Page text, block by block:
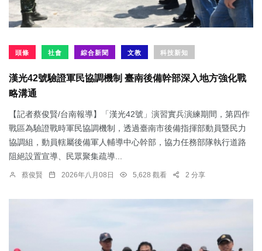
頭條 社會 綜合新聞 文教 科技新知
漢光42號驗證軍民協調機制 臺南後備幹部深入地方強化戰
略溝通
【記者蔡俊賢/台南報導】「漢光42號」演習實兵演練期間，第四作
戰區為驗證戰時軍民協調機制，透過臺南市後備指揮部動員暨民力
協調組，動員轄屬後備軍人輔導中心幹部，協力任務部隊執行道路
阻絕設置宣導、民眾聚集疏導...
蔡俊賢 2026年八月08日 5,628 觀看 2 分享